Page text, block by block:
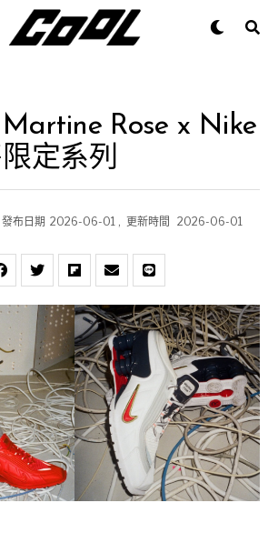
Rose x Nike
定系列
發布日期 2026-06-01, 更新時間 2026-06-01